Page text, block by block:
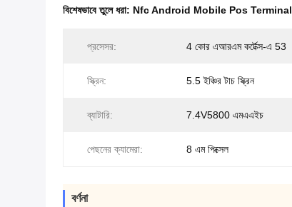
বিশেষভাবে তুলে ধরা: Nfc Android Mobile Pos Terminal
প্রসেসর: 4 কোর এআরএম কর্টেক্স-এ 53
স্ক্রিন: 5.5 ইঞ্চির টাচ স্ক্রিন
ব্যাটারি: 7.4V5800 এমএএইচ
পেছনের ক্যামেরা: 8 এম পিক্সেল
বর্ণনা